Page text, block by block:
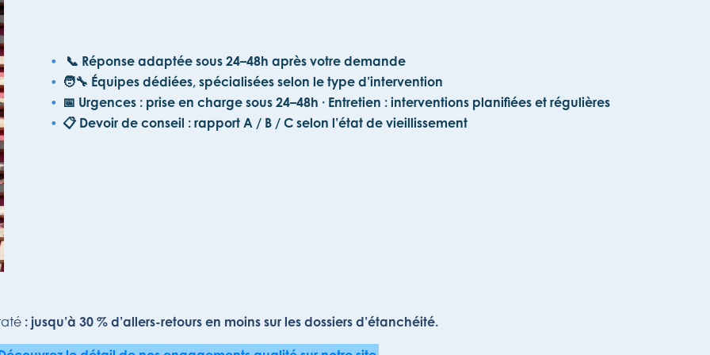
📞 Réponse adaptée sous 24–48h après votre demande
🧑‍🔧 Équipes dédiées, spécialisées selon le type d’intervention
📅 Urgences : prise en charge sous 24–48h · Entretien : interventions planifiées et régulières
📋 Devoir de conseil : rapport A / B / C selon l’état de vieillissement
: jusqu’à 30 % d’allers-retours en moins sur les dossiers d’étanchéité.